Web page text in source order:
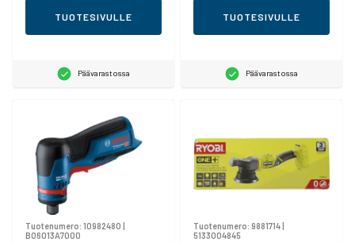
TUOTESIVULLE
Päävarastossa
TUOTESIVULLE
Päävarastossa
Tuotenumero: 10982480 |
B06013A7000
Tuotenumero: 9881714|
5133004845